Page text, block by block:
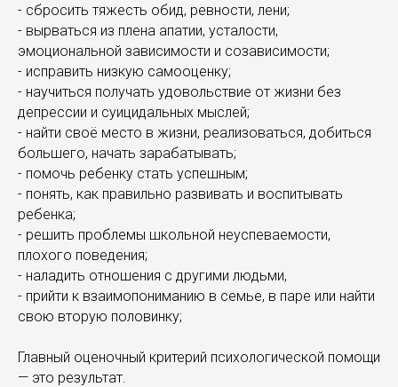
- сбросить тяжесть обид, ревности, лени;
- вырваться из плена апатии, усталости,
эмоциональной зависимости и созависимости;
- исправить низкую самооценку;
- научиться получать удовольствие от жизни без
депрессии и суицидальных мыслей;
- найти своё место в жизни, реализоваться, добиться
большего, начать зарабатывать;
- помочь ребенку стать успешным;
- понять, как правильно развивать и воспитывать
ребенка;
- решить проблемы школьной неуспеваемости,
плохого поведения;
- наладить отношения с другими людьми,
- прийти к взаимопониманию в семье, в паре или найти
свою вторую половинку;
Главный оценочный критерий психологической помощи
— это результат.